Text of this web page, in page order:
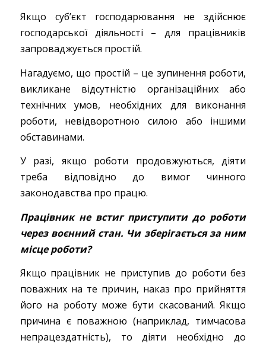
Якщо суб’єкт господарювання не здійснює
господарської діяльності – для працівників
запроваджується простій.
Нагадуємо, що простій – це зупинення роботи,
викликане відсутністю організаційних або
технічних умов, необхідних для виконання
роботи, невідворотною силою або іншими
обставинами.
У разі, якщо роботи продовжуються, діяти
треба відповідно до вимог чинного
законодавства про працю.
Працівник не встиг приступити до роботи
через воєнний стан. Чи зберігається за ним
місце роботи?
Якщо працівник не приступив до роботи без
поважних на те причин, наказ про прийняття
його на роботу може бути скасований. Якщо
причина є поважною (наприклад, тимчасова
непрацездатність), то діяти необхідно до